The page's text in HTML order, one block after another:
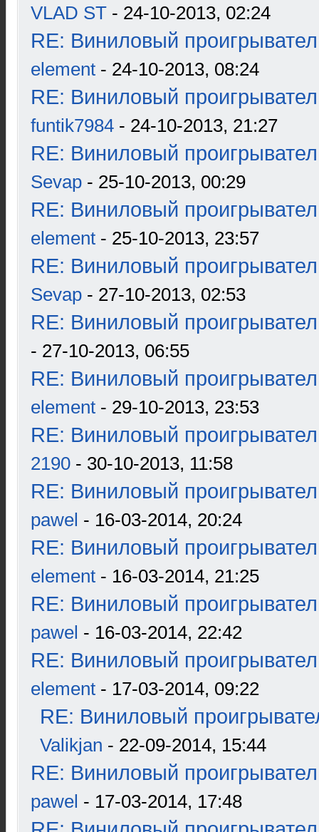
VLAD ST - 24-10-2013, 02:24
RE: Виниловый
element - 24-10-2013, 08:24
RE: Виниловый
funtik7984 - 24-10-2013, 21:27
RE: Виниловый
Sevap - 25-10-2013, 00:29
RE: Виниловый
element - 25-10-2013, 23:57
RE: Виниловый
Sevap - 27-10-2013, 02:53
RE: Виниловый
- 27-10-2013, 06:55
RE: Виниловый
element - 29-10-2013, 23:53
RE: Виниловый
2190 - 30-10-2013, 11:58
RE: Виниловый
pawel - 16-03-2014, 20:24
RE: Виниловый
element - 16-03-2014, 21:25
RE: Виниловый
pawel - 16-03-2014, 22:42
RE: Виниловый
element - 17-03-2014, 09:22
RE: Виниловый
Valikjan - 22-09-2014, 15:44
RE: Виниловый
pawel - 17-03-2014, 17:48